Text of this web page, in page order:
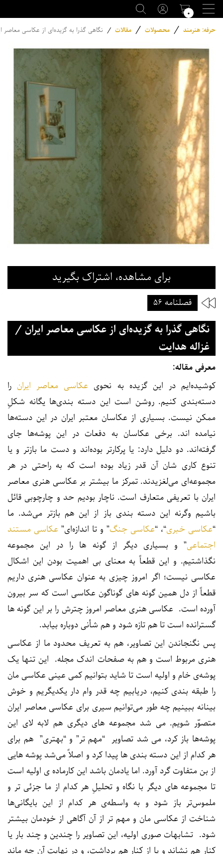
۰
حرفه: هنرمند / محصولات / مقالات / نگاهی گذرا به گزیده‌ای از عکاسی معاصر
برای مشاهده، اشتراک بگیرید
فصلنامه ۵۶
نگاهی گذرا به گزیده‌ای از عکاسی معاصر ایران /
غزاله هدایت
معرفی مقاله:
کوشیده‌ایم در این گزیده به نحوی عکاسی معاصر ایران را
دسته‌بندی کنیم. روشن است این دسته بندی‌ها یگانه شکلِ
ممکن نیست. بسیاری از عکاسان معتبر ایران در این دسته‌ها
نیامده اند. برخی عکاسان به دفعات در این پوشه‌ها جای
گرفته‌اند. دو دلیل دارد: یا پرکارتر بوده‌اند و دست ما بازتر و یا
تنوع کاری شان آن قدر زیاد بوده است که به راحتی در هر
مجموعه‌ای می‌لغزیدند. تمرکز ما بیشتر بر عکاسی هنری معاصر
ایران با تعریفی متعارف است. ناچار بودیم حد و چارچوبی قائل
باشیم وگرنه این دسته بندی باز از این هم بازتر می‌شد. ما
“عکاسی خبری“، “عکاسی جنگ” و تا اندازه‌ای” عکاسی مستند
اجتماعی” و بسیاری دیگر از گونه ها را در این مجموعه
نگذاشتیم. و این قطعاً به معنای بی اهمیت بودن این اشکال
عکاسی نیست؛ اگر امروز چیزی به عنوان عکاسی هنری داریم
قطعاً از دل همین گونه های گوناگون عکاسی است که سر بیرون
آورده است. عکاسی هنری معاصر امروز چترش را بر این گونه ها
گسترانده است تا هم تازه شود و هم شأنی دوباره بیابد.
پس نگنجاندن این تصاویر، هم به تعریف محدود ما از عکاسی
هنری مربوط است و هم به صفحات اندک مجله. این تنها یک
پوشه‌ی خام و اولیه است تا شاید بتوانیم کمی عینی عکاسی مان
را طبقه بندی کنیم، دریابیم چه قدر وام دار یکدیگریم و خوش
بینانه ببینیم چه طور می‌توانیم سیری برای عکاسی معاصر ایران
متصوّر شویم. می شد مجموعه های دیگری هم لابه لای این
پوشه‌ها باز کرد، می شد تصاویر “مهم تر” و “بهتری” هم برای
هر کدام از این دسته بندی ها پیدا کرد و اصلاً می‌شد پوشه هایی
از بن متفاوت گرد آورد. اما یادمان باشد این کارماده ی اولیه است
تا مجموعه های دیگر با نگاه و تحلیلِ هر کدام از ما جزئی تر و
ملموس‌تر باز شود و به واسطه‌ی هر کدام از این بایگانی‌ها
شناخت از عکاسی مان و مهم تر از آن آگاهی از خودمان بیشتر
شود. تشابهات صوری اولیه، این تصاویر را چندین و چند بار یا
کنار هم نشاند و یا از کنار هم برداشت، و در نهایت آن چه ماند